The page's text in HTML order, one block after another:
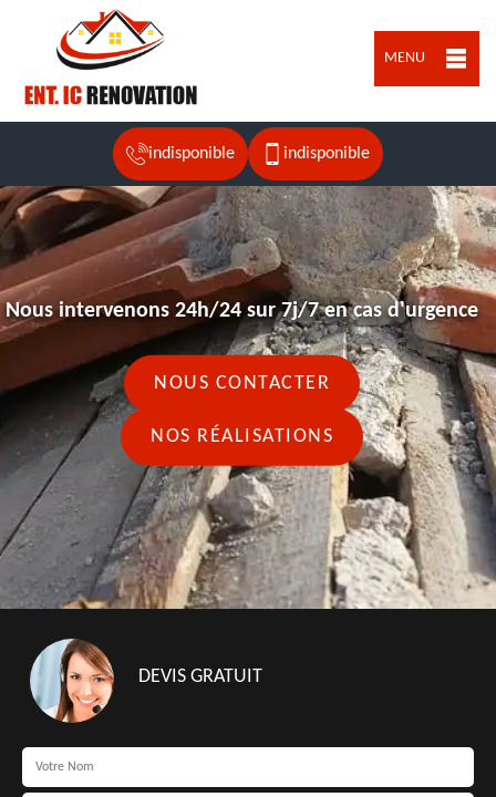
MENU
indisponible indisponible
Nous intervenons 24h/24 sur 7j/7 en cas d'urgence
NOUS CONTACTER
NOS RÉALISATIONS
DEVIS GRATUIT